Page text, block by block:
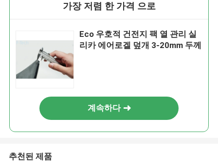
가장 저렴 한 가격 으로
Eco 우호적 건전지 팩 열 관리 실
리카 에어로겔 덮개 3-20mm 두께
계속하다
추천된 제품